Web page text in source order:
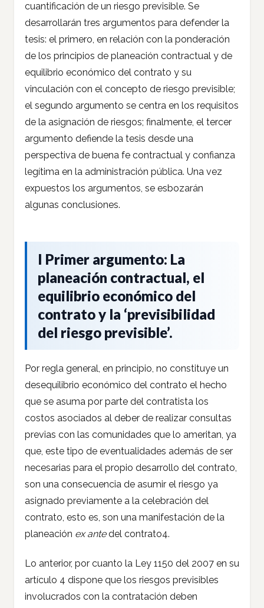
cuantificación de un riesgo previsible. Se
desarrollarán tres argumentos para defender la
tesis: el primero, en relación con la ponderación
de los principios de planeación contractual y de
equilibrio económico del contrato y su
vinculación con el concepto de riesgo previsible;
el segundo argumento se centra en los requisitos
de la asignación de riesgos; finalmente, el tercer
argumento defiende la tesis desde una
perspectiva de buena fe contractual y confianza
legítima en la administración pública. Una vez
expuestos los argumentos, se esbozarán
algunas conclusiones.
I Primer argumento: La
planeación contractual, el
equilibrio económico del
contrato y la ‘previsibilidad
del riesgo previsible’.
Por regla general, en principio, no constituye un
desequilibrio económico del contrato el hecho
que se asuma por parte del contratista los
costos asociados al deber de realizar consultas
previas con las comunidades que lo ameritan, ya
que, este tipo de eventualidades además de ser
necesarias para el propio desarrollo del contrato,
son una consecuencia de asumir el riesgo ya
asignado previamente a la celebración del
contrato, esto es, son una manifestación de la
planeación ex antedel contrato4.
Lo anterior, por cuanto la Ley 1150 del 2007 en su
artículo 4 dispone que los riesgos previsibles
involucrados con la contratación deben